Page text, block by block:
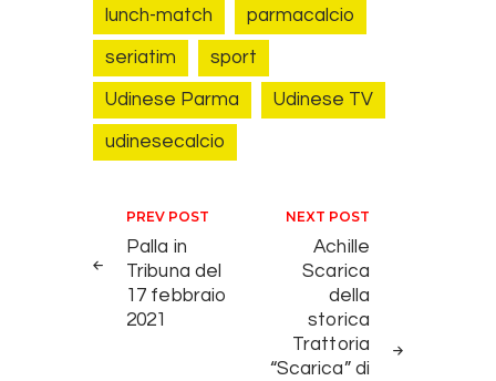
lunch-match parmacalcio
seriatim sport
Udinese Parma Udinese TV
udinesecalcio
Navigazione articoli
PREV POST
Palla in
Tribuna del
17 febbraio
2021
NEXT POST
Achille
Scarica
della
storica
Trattoria
“Scarica” di